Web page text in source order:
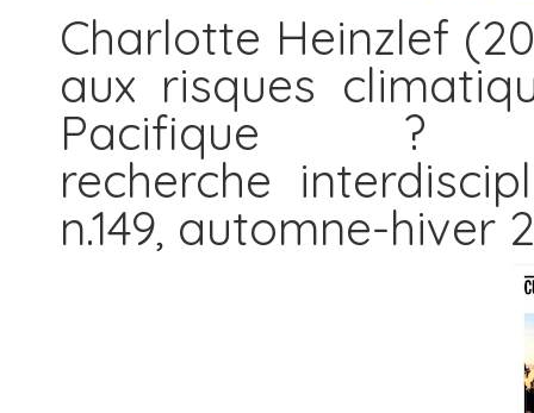
Charlotte Heinzlef
aux risques
Pacifique
recherche
n.149, automne-hiver